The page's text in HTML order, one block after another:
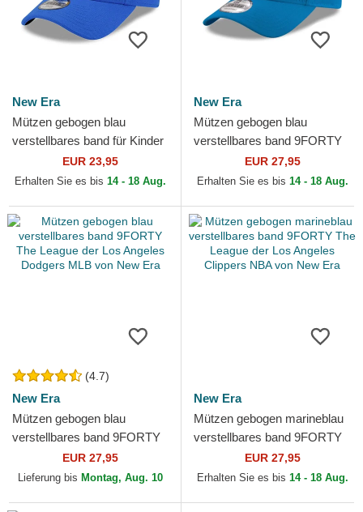
New Era
Mützen gebogen blau
verstellbares band für Kinder
9FORTY The League der Los
Angeles Rams NFL von...
EUR 23,95
Erhalten Sie es bis 14 - 18 Aug.
New Era
Mützen gebogen blau
verstellbares band 9FORTY
The League der Los Angeles
Chargers MLB von New Era
EUR 27,95
Erhalten Sie es bis 14 - 18 Aug.
(4.7)
New Era
Mützen gebogen blau
verstellbares band 9FORTY
The League der Los Angeles
Dodgers MLB von New Era
EUR 27,95
Lieferung bis Montag, Aug. 10
New Era
Mützen gebogen marineblau
verstellbares band 9FORTY
The League der Los Angeles
Clippers NBA von...
EUR 27,95
Erhalten Sie es bis 14 - 18 Aug.